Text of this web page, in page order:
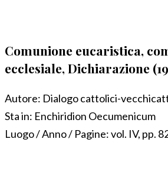
Comunione eucaristica,
ecclesiale, Dichiarazione
Autore: Dialogo cattolici-
Sta in: Enchiridion Oecumenicum
Luogo / Anno / Pagine:vol. IV, pp.